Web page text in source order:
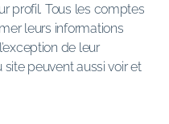
profil. Tous les comptes
leurs informations
de leur
site peuvent aussi voir et